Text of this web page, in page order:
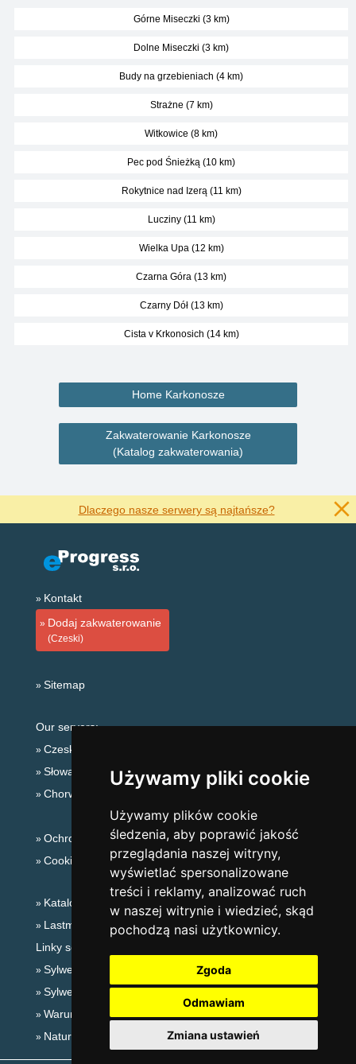
Używamy pliki cookie
Używamy plików cookie
śledzenia, aby poprawić jakość
przeglądania naszej witryny,
wyświetlać spersonalizowane
treści i reklamy, analizować ruch
w naszej witrynie i wiedzieć, skąd
pochodzą nasi użytkownicy.
Zgoda
Odmawiam
Zmiana ustawień
Górne Miseczki (3 km)
Dolne Miseczki (3 km)
Budy na grzebieniach (4 km)
Strażne (7 km)
Witkowice (8 km)
Pec pod Śnieżką (10 km)
Rokytnice nad Izerą (11 km)
Lucziny (11 km)
Wielka Upa (12 km)
Czarna Góra (13 km)
Czarny Dół (13 km)
Cista v Krkonosich (14 km)
Home Karkonosze
Zakwaterowanie Karkonosze
(Katalog zakwaterowania)
Dlaczego nasze serwery są najtańsze?
Kontakt
Dodaj zakwaterowanie
(Czeski)
Sitemap
Our servers:
Czeskie Góry
Słowackie góry
Chorwacja
Ochrona prywatności
Cookies
Katalog zakwaterowania
Lastminute Karkonosze
Linky sezonowe:
Sylwester Karkonosze
Sylwester w górach 2025/26
Warunki narciarskie
Naturalne kąpieliska